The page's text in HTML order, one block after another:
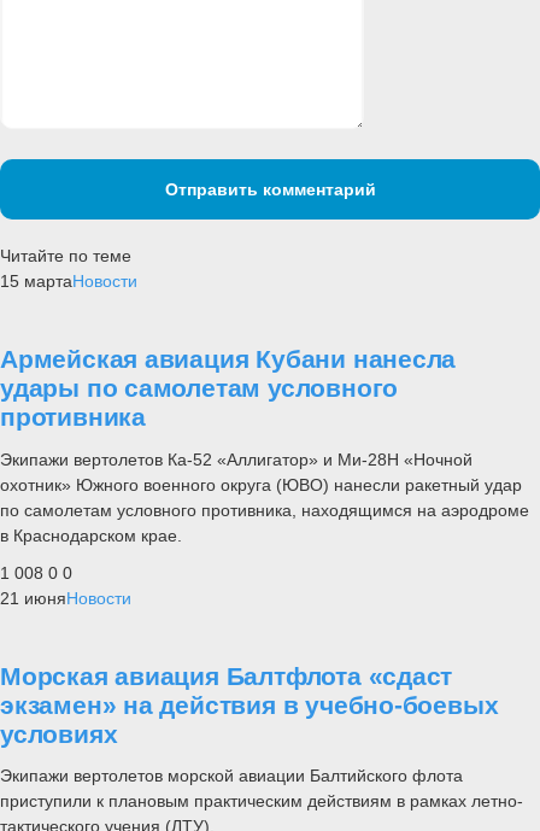
Отправить комментарий
Читайте по теме
15 мартаНовости
Армейская авиация Кубани нанесла
удары по самолетам условного
противника
Экипажи вертолетов Ка-52 «Аллигатор» и Ми-28Н «Ночной
охотник» Южного военного округа (ЮВО) нанесли ракетный удар
по самолетам условного противника, находящимся на аэродроме
в Краснодарском крае.
1 008 0 0
21 июняНовости
Морская авиация Балтфлота «сдаст
экзамен» на действия в учебно-боевых
условиях
Экипажи вертолетов морской авиации Балтийского флота
приступили к плановым практическим действиям в рамках летно-
тактического учения (ЛТУ).